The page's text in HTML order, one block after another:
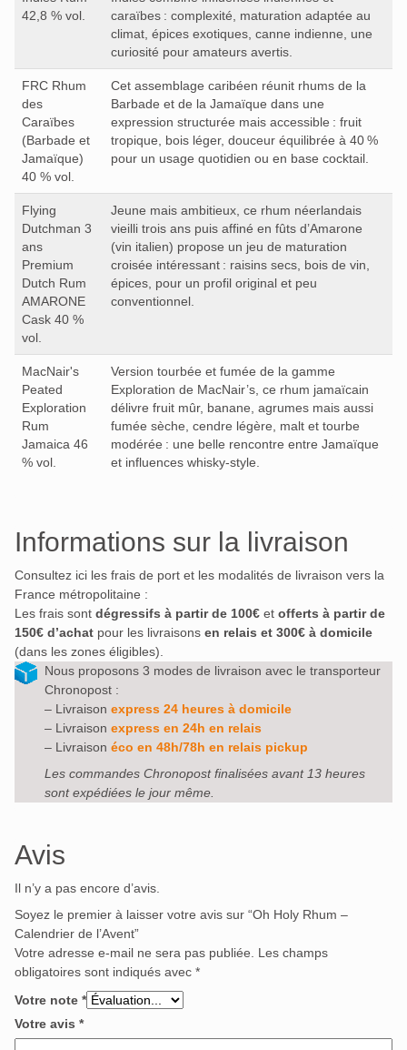
42,8 % vol.
caraïbes : complexité, maturation adaptée au
climat, épices exotiques, canne indienne, une
curiosité pour amateurs avertis.
FRC Rhum
des
Caraïbes
(Barbade et
Jamaïque)
40 % vol.
Cet assemblage caribéen réunit rhums de la
Barbade et de la Jamaïque dans une
expression structurée mais accessible : fruit
tropique, bois léger, douceur équilibrée à 40 %
pour un usage quotidien ou en base cocktail.
Flying
Dutchman 3
ans
Premium
Dutch Rum
AMARONE
Cask 40 %
vol.
Jeune mais ambitieux, ce rhum néerlandais
vieilli trois ans puis affiné en fûts d’Amarone
(vin italien) propose un jeu de maturation
croisée intéressant : raisins secs, bois de vin,
épices, pour un profil original et peu
conventionnel.
MacNair's
Peated
Exploration
Rum
Jamaica 46
% vol.
Version tourbée et fumée de la gamme
Exploration de MacNair’s, ce rhum jamaïcain
délivre fruit mûr, banane, agrumes mais aussi
fumée sèche, cendre légère, malt et tourbe
modérée : une belle rencontre entre Jamaïque
et influences whisky‑style.
Informations sur la livraison
Consultez ici les frais de port et les modalités de livraison vers la
France métropolitaine :
Les frais sont dégressifs à partir de 100€ et offerts à partir de
150€ d’achat pour les livraisons en relais et 300€ à domicile
(dans les zones éligibles).
Nous proposons 3 modes de livraison avec le transporteur
Chronopost :
– Livraison express 24 heures à domicile
– Livraison express en 24h en relais
– Livraison éco en 48h/78h en relais pickup
Les commandes Chronopost finalisées avant 13 heures
sont expédiées le jour même.
Avis
Il n’y a pas encore d’avis.
Soyez le premier à laisser votre avis sur “Oh Holy Rhum –
Calendrier de l’Avent”
Votre adresse e-mail ne sera pas publiée.
Les champs
obligatoires sont indiqués avec *
Votre note *
Votre avis *